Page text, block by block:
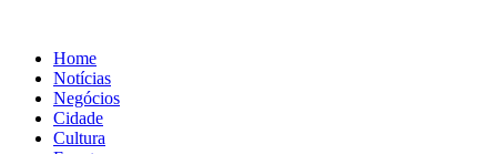
Home
Notícias
Negócios
Cidade
Cultura